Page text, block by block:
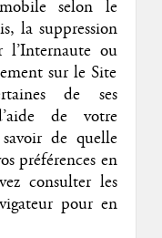
selon le
la suppression
l’Internaute ou
sur le Site
de ses
de votre
de quelle
préférences en
consulter les
pour en